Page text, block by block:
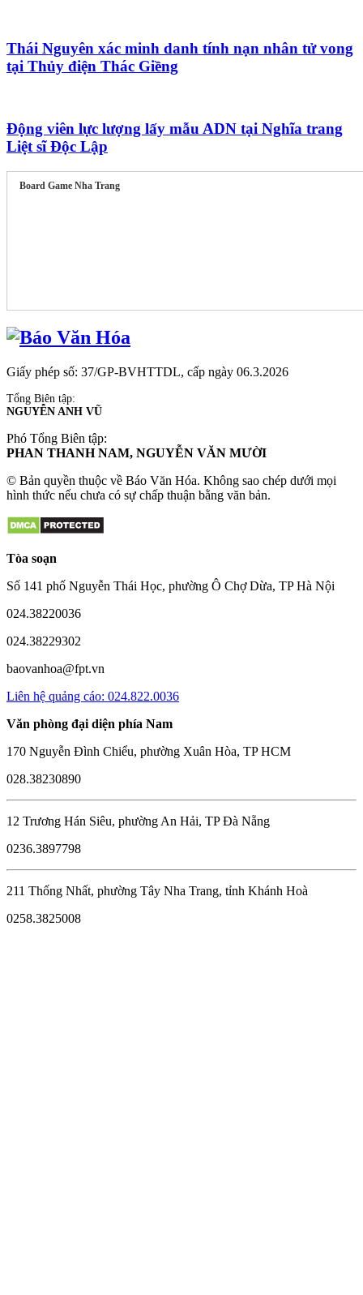
Thái Nguyên xác minh danh tính nạn nhân tử vong
tại Thủy điện Thác Giềng
Động viên lực lượng lấy mẫu ADN tại Nghĩa trang
Liệt sĩ Độc Lập
Board Game Nha Trang
Giấy phép số: 37/GP-BVHTTDL, cấp ngày 06.3.2026
Tổng Biên tập:
NGUYỄN ANH VŨ
Phó Tổng Biên tập:
PHAN THANH NAM, NGUYỄN VĂN MƯỜI
© Bản quyền thuộc về Báo Văn Hóa. Không sao chép dưới mọi
hình thức nếu chưa có sự chấp thuận bằng văn bản.
Tòa soạn
Số 141 phố Nguyễn Thái Học, phường Ô Chợ Dừa, TP Hà Nội
024.38220036
024.38229302
baovanhoa@fpt.vn
Liên hệ quảng cáo: 024.822.0036
Văn phòng đại diện phía Nam
170 Nguyễn Đình Chiểu, phường Xuân Hòa, TP HCM
028.38230890
12 Trương Hán Siêu, phường An Hải, TP Đà Nẵng
0236.3897798
211 Thống Nhất, phường Tây Nha Trang, tỉnh Khánh Hoà
0258.3825008